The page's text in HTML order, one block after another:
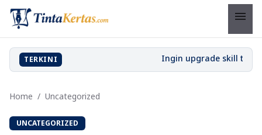
menu
TERKINI
Home / Uncategorized
UNCATEGORIZED